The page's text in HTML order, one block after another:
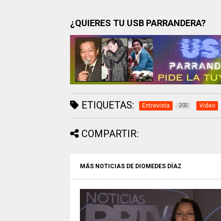
¿QUIERES TU USB PARRANDERA?
ETIQUETAS: Entrevista 202 Video
COMPARTIR:
MÁS NOTICIAS DE DIOMEDES DÍAZ